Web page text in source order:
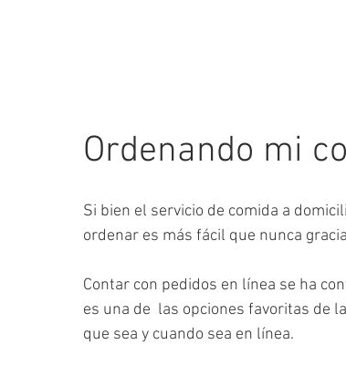
Ordenando mi
Si bien el servicio de comida a
ordenar es más fácil que nunca
Contar con pedidos en línea se ha
es una de  las opciones favoritas de
que sea y cuando sea en línea.